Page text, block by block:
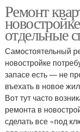
Ремонт с
вложениями
Ремонт под
Ремонт
отдельные
Самостоятельный
новостройке
запасе есть — не
въехать в новое
Вот тут часто
ремонта в
сделать все «под